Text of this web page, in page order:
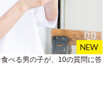
べる男の子が、10の質問に答